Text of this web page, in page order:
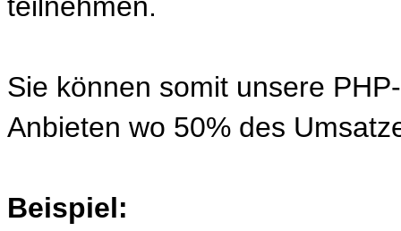
teilnehmen.
Sie können somit unsere
Anbieten wo 50% des
Beispiel: